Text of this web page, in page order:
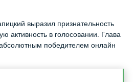
выразил признательность
активность в голосовании. Глава
победителем онлайн